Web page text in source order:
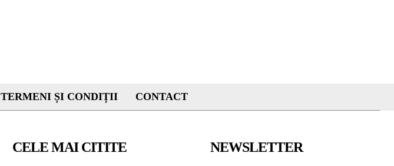
TERMENI ȘI CONDIȚII CONTACT
CELE MAI CITITE NEWSLETTER